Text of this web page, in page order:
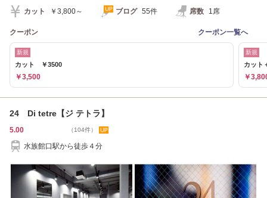
カット ￥3,800～ ブログ 55件 席数 1席
クーポン クーポン一覧へ
新規
カット ￥3500
￥3,500
新規
カット
￥
24 Di tetre【ジ テトラ】
5.00 （104件）
水族館口駅から徒歩４分